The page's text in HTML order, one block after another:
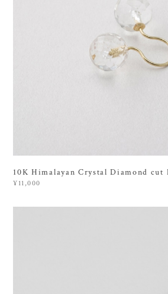
10K Himalayan Crystal Diamond cut
¥11,000